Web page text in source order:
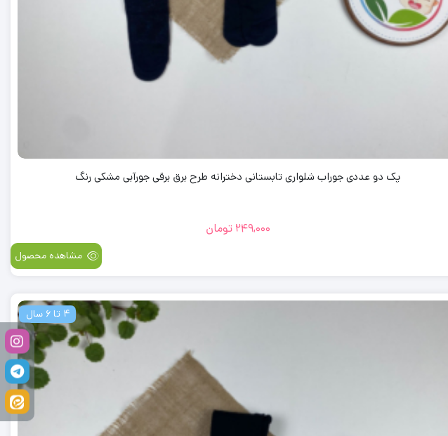
پک دو عددی جوراب شلواری تابستانی دخترانه طرح برق برقی جورآبی مشکی رنگ
249,000 تومان
مشاهده محصول
4 تا 6 سال